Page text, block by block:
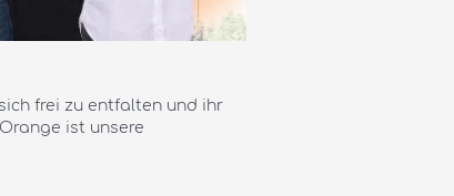
frei zu entfalten und ihr
ist unsere